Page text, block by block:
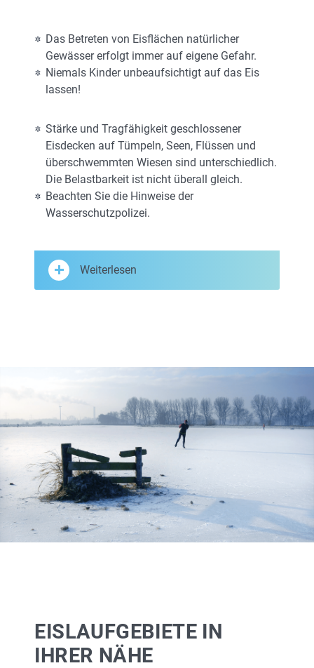
Das Betreten von Eisflächen natürlicher
Gewässer erfolgt immer auf eigene Gefahr.
Niemals Kinder unbeaufsichtigt auf das Eis
lassen!
Stärke und Tragfähigkeit geschlossener
Eisdecken auf Tümpeln, Seen, Flüssen und
überschwemmten Wiesen sind unterschiedlich.
Die Belastbarkeit ist nicht überall gleich.
Beachten Sie die Hinweise der
Wasserschutzpolizei.
Weiterlesen
EISLAUFGEBIETE IN
IHRER NÄHE